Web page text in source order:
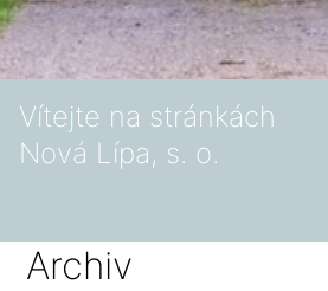
Vítejte na stránkách
Nová Lípa, s. o.
Archiv